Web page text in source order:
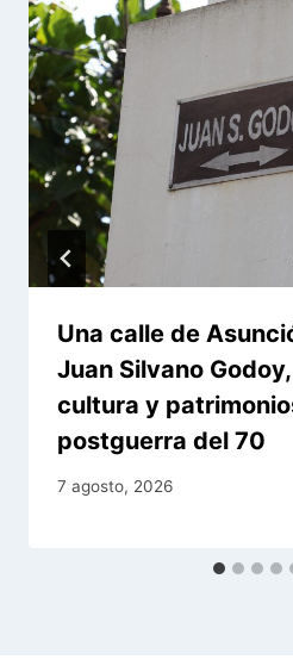
Una calle de
Juan Silvano
cultura y
postguerra del 70
7 agosto, 2026